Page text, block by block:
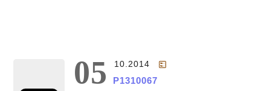
05 10.2014
P1310067